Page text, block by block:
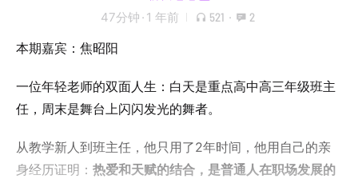
47分钟 · 1 年前 521 · 2
本期嘉宾：焦昭阳
一位年轻老师的双面人生：白天是重点高中高三年级班主
任，周末是舞台上闪闪发光的舞者。
从教学新人到班主任，他只用了2年时间，他用自己的亲
身经历证明： 热爱和天赋的结合，是普通人在职场发展的